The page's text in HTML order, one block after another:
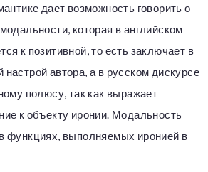
дает возможность говорить о
которая в английском
к позитивной, то есть заключает в
автора, а в русском дискурсе
полюсу, так как выражает
к объекту иронии. Модальность
функциях, выполняемых иронией в